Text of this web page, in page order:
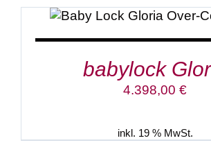
IN DEN WARENKORB /
babylock
4.398,00 €
inkl. 19 % MwSt.